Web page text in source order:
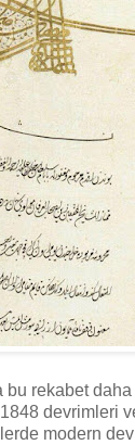
bu rekabet daha
devrimleri
modern